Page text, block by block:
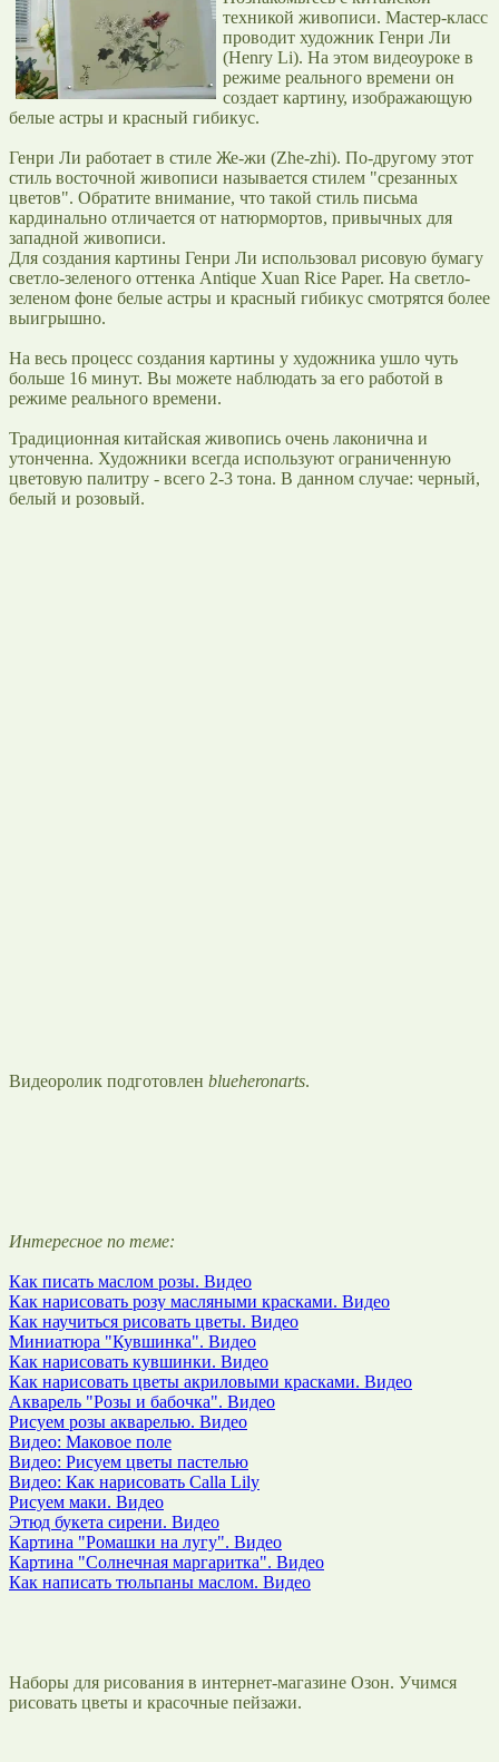
техникой живописи. Мастер-класс
проводит художник Генри Ли
(Henry Li). На этом видеоуроке в
режиме реального времени он
создает картину, изображающую
белые астры и красный гибикус.
Генри Ли работает в стиле Же-жи (Zhe-zhi). По-другому этот
стиль восточной живописи называется стилем "срезанных
цветов". Обратите внимание, что такой стиль письма
кардинально отличается от натюрмортов, привычных для
западной живописи.
Для создания картины Генри Ли использовал рисовую бумагу
светло-зеленого оттенка Antique Xuan Rice Paper. На светло-
зеленом фоне белые астры и красный гибикус смотрятся более
выигрышно.
На весь процесс создания картины у художника ушло чуть
больше 16 минут. Вы можете наблюдать за его работой в
режиме реального времени.
Традиционная китайская живопись очень лаконична и
утонченна. Художники всегда используют ограниченную
цветовую палитру - всего 2-3 тона. В данном случае: черный,
белый и розовый.
Видеоролик подготовлен blueheronarts.
Интересное по теме:
Как писать маслом розы. Видео
Как нарисовать розу масляными красками. Видео
Как научиться рисовать цветы. Видео
Миниатюра "Кувшинка". Видео
Как нарисовать кувшинки. Видео
Как нарисовать цветы акриловыми красками. Видео
Акварель "Розы и бабочка". Видео
Рисуем розы акварелью. Видео
Видео: Маковое поле
Видео: Рисуем цветы пастелью
Видео: Как нарисовать Calla Lily
Рисуем маки. Видео
Этюд букета сирени. Видео
Картина "Ромашки на лугу". Видео
Картина "Солнечная маргаритка". Видео
Как написать тюльпаны маслом. Видео
Наборы для рисования в интернет-магазине Озон. Учимся
рисовать цветы и красочные пейзажи.